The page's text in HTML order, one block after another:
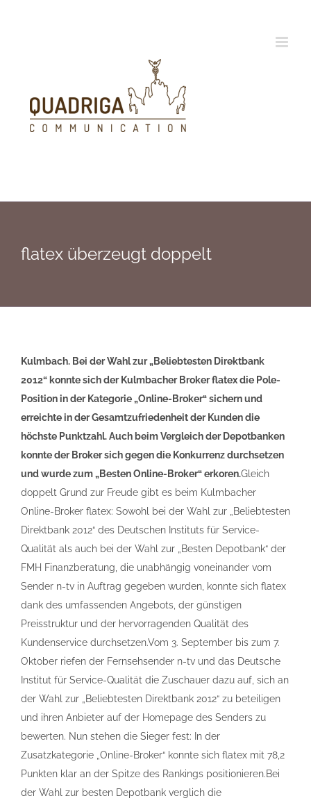
flatex überzeugt doppelt
Kulmbach. Bei der Wahl zur „Beliebtesten Direktbank
2012“ konnte sich der Kulmbacher Broker flatex die Pole-
Position in der Kategorie „Online-Broker“ sichern und
erreichte in der Gesamtzufriedenheit der Kunden die
höchste Punktzahl. Auch beim Vergleich der Depotbanken
konnte der Broker sich gegen die Konkurrenz durchsetzen
und wurde zum „Besten Online-Broker“ erkoren.Gleich
doppelt Grund zur Freude gibt es beim Kulmbacher
Online-Broker flatex: Sowohl bei der Wahl zur „Beliebtesten
Direktbank 2012“ des Deutschen Instituts für Service-
Qualität als auch bei der Wahl zur „Besten Depotbank“ der
FMH Finanzberatung, die unabhängig voneinander vom
Sender n-tv in Auftrag gegeben wurden, konnte sich flatex
dank des umfassenden Angebots, der günstigen
Preisstruktur und der hervorragenden Qualität des
Kundenservice durchsetzen.Vom 3. September bis zum 7.
Oktober riefen der Fernsehsender n-tv und das Deutsche
Institut für Service-Qualität die Zuschauer dazu auf, sich an
der Wahl zur „Beliebtesten Direktbank 2012“ zu beteiligen
und ihren Anbieter auf der Homepage des Senders zu
bewerten. Nun stehen die Sieger fest: In der
Zusatzkategorie „Online-Broker“ konnte sich flatex mit 78,2
Punkten klar an der Spitze des Rankings positionieren.Bei
der Wahl zur besten Depotbank verglich die